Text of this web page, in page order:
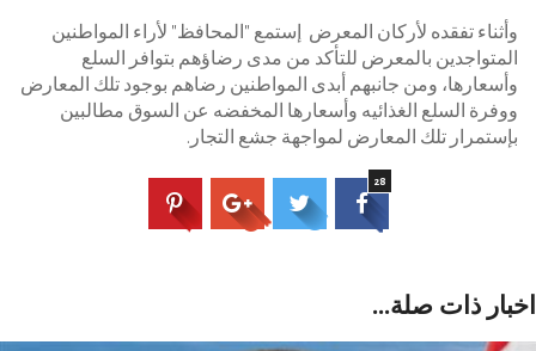
وأثناء تفقده لأركان المعرض إستمع "المحافظ" لأراء المواطنين
المتواجدين بالمعرض للتأكد من مدى رضاؤهم بتوافر السلع
وأسعارها، ومن جانبهم أبدى المواطنين رضاهم بوجود تلك المعارض
ووفرة السلع الغذائيه وأسعارها المخفضه عن السوق مطالبين
بإستمرار تلك المعارض لمواجهة جشع التجار.
ذات صلة...